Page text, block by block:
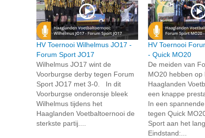
HV Toernooi Wilhelmus JO17 -
Forum Sport JO17
Wilhelmus JO17 wint de
Voorburgse derby tegen Forum
Sport JO17 met 3-0. In dit
Voorburgse onderonsje bleek
Wilhelmus tijdens het
Haaglanden Voetbaltoernooi de
sterkste partij....
HV Toernooi
- Quick MO20
De meiden van
MO20 hebben op
Haaglanden
een knappe
In een
tegen Quick
Sport aan het
Eindstand:...